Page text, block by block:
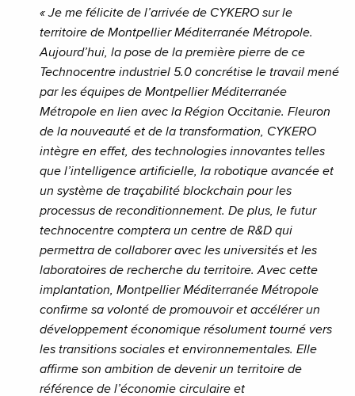
« Je me félicite de l’arrivée de CYKERO sur le
territoire de Montpellier Méditerranée Métropole.
Aujourd’hui, la pose de la première pierre de ce
Technocentre industriel 5.0 concrétise le travail mené
par les équipes de Montpellier Méditerranée
Métropole en lien avec la Région Occitanie. Fleuron
de la nouveauté et de la transformation, CYKERO
intègre en effet, des technologies innovantes telles
que l’intelligence artificielle, la robotique avancée et
un système de traçabilité blockchain pour les
processus de reconditionnement. De plus, le futur
technocentre comptera un centre de R&D qui
permettra de collaborer avec les universités et les
laboratoires de recherche du territoire. Avec cette
implantation, Montpellier Méditerranée Métropole
confirme sa volonté de promouvoir et accélérer un
développement économique résolument tourné vers
les transitions sociales et environnementales. Elle
affirme son ambition de devenir un territoire de
référence de l’économie circulaire et